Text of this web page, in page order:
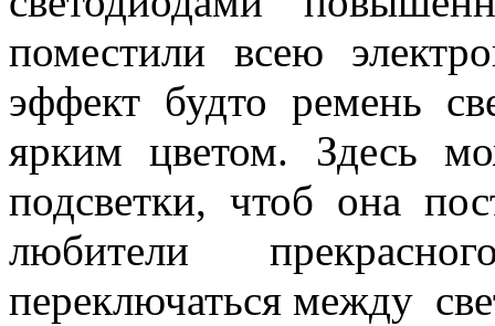
поместили всею
эффект будто ремень
ярким цветом. Здесь
подсветки, чтоб она
любители
переключаться между